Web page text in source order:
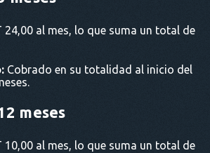
24,00 al mes, lo que suma un total de
Cobrado en su totalidad al inicio del
meses
10,00 al mes, lo que suma un total de